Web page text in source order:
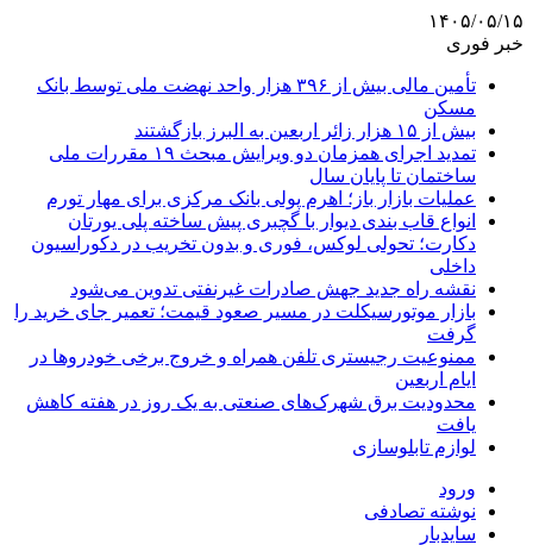
۱۴۰۵/۰۵/۱۵
خبر فوری
تأمین مالی بیش از ۳۹۶ هزار واحد نهضت ملی توسط بانک
مسکن
بیش از ۱۵ هزار زائر اربعین به البرز بازگشتند
تمدید اجرای همزمان دو ویرایش مبحث ۱۹ مقررات ملی
ساختمان تا پایان سال
عملیات بازار باز؛ اهرم پولی بانک مرکزی برای مهار تورم
انواع قاب بندی دیوار با گچبری پیش ساخته پلی یورتان
دکارت؛ تحولی لوکس، فوری و بدون تخریب در دکوراسیون
داخلی
نقشه راه جدید جهش صادرات غیرنفتی تدوین می‌شود
بازار موتورسیکلت در مسیر صعود قیمت؛ تعمیر جای خرید را
گرفت
ممنوعیت رجیستری تلفن همراه و خروج برخی خودروها در
ایام اربعین
محدودیت برق شهرک‌های صنعتی به یک روز در هفته کاهش
یافت
لوازم تابلوسازی
ورود
نوشته تصادفی
سایدبار